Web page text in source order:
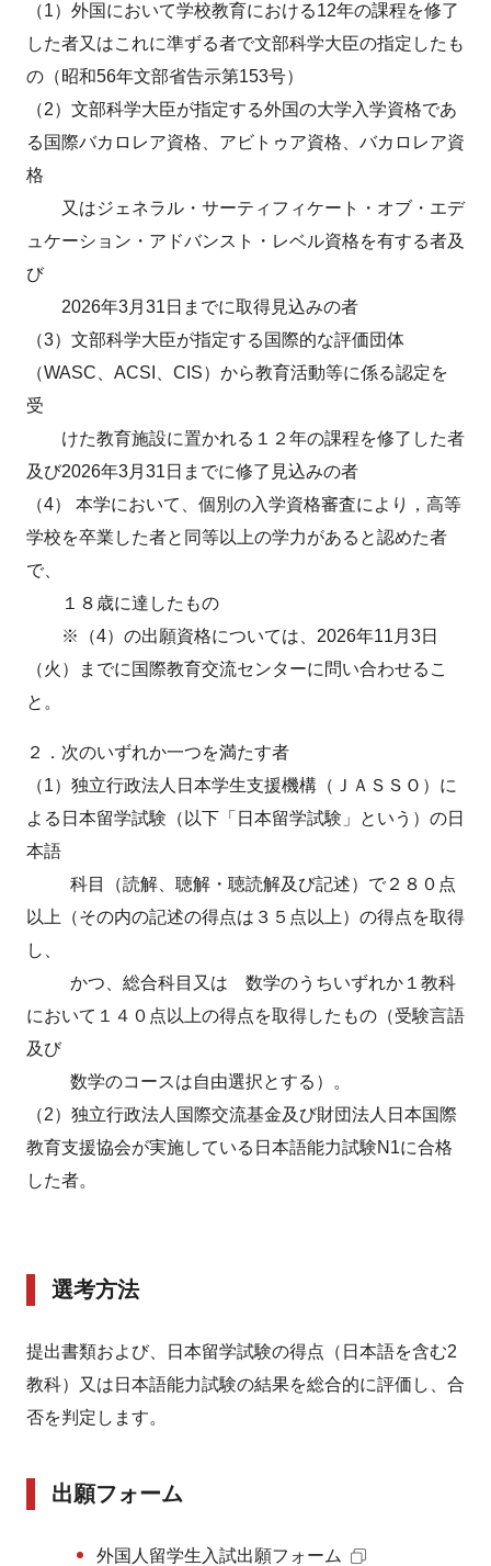
（1）外国において学校教育における12年の課程を修了
した者又はこれに準ずる者で文部科学大臣の指定したも
の（昭和56年文部省告示第153号）
（2）文部科学大臣が指定する外国の大学入学資格であ
る国際バカロレア資格、アビトゥア資格、バカロレア資
格
又はジェネラル・サーティフィケート・オブ・エデ
ュケーション・アドバンスト・レベル資格を有する者及
び
2026年3月31日までに取得見込みの者
（3）文部科学大臣が指定する国際的な評価団体
（WASC、ACSI、CIS）から教育活動等に係る認定を
受
けた教育施設に置かれる１２年の課程を修了した者
及び2026年3月31日までに修了見込みの者
（4） 本学において、個別の入学資格審査により，高等
学校を卒業した者と同等以上の学力があると認めた者
で、
１８歳に達したもの
※（4）の出願資格については、2026年11月3日
（火）までに国際教育交流センターに問い合わせるこ
と。
２．次のいずれか一つを満たす者
（1）独立行政法人日本学生支援機構（ＪＡＳＳＯ）に
よる日本留学試験（以下「日本留学試験」という）の日
本語
科目（読解、聴解・聴読解及び記述）で２８０点
以上（その内の記述の得点は３５点以上）の得点を取得
し、
かつ、総合科目又は 数学のうちいずれか１教科
において１４０点以上の得点を取得したもの（受験言語
及び
数学のコースは自由選択とする）。
（2）独立行政法人国際交流基金及び財団法人日本国際
教育支援協会が実施している日本語能力試験N1に合格
した者。
選考方法
提出書類および、日本留学試験の得点（日本語を含む2
教科）又は日本語能力試験の結果を総合的に評価し、合
否を判定します。
出願フォーム
外国人留学生入試出願フォーム